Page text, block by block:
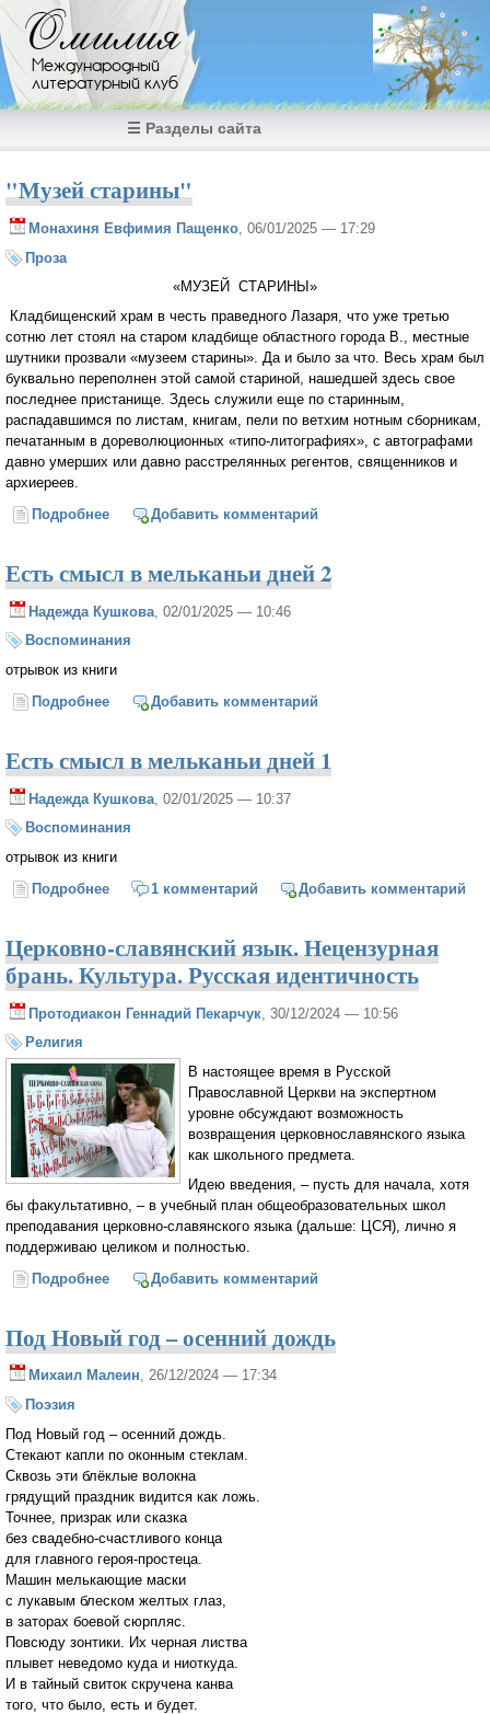
Перейти к основному содержанию
Омилия
Международный
литературный клуб
☰ Разделы сайта
"Музей старины"
Монахиня Евфимия Пащенко , 06/01/2025 — 17:29
Проза
«МУЗЕЙ СТАРИНЫ»
Кладбищенский храм в честь праведного Лазаря, что уже третью
сотню лет стоял на старом кладбище областного города В., местные
шутники прозвали «музеем старины». Да и было за что. Весь храм был
буквально переполнен этой самой стариной, нашедшей здесь свое
последнее пристанище. Здесь служили еще по старинным,
распадавшимся по листам, книгам, пели по ветхим нотным сборникам,
печатанным в дореволюционных «типо-литографиях», с автографами
давно умерших или давно расстрелянных регентов, священников и
архиереев.
Подробнее о "Музей старины"
Добавить комментарий
Есть смысл в мельканьи дней 2
Надежда Кушкова , 02/01/2025 — 10:46
Воспоминания
отрывок из книги
Подробнее о Есть смысл в мельканьи дней 2
Добавить комментарий
Есть смысл в мельканьи дней 1
Надежда Кушкова , 02/01/2025 — 10:37
Воспоминания
отрывок из книги
Подробнее о Есть смысл в мельканьи дней 1
1 комментарий Добавить комментарий
Церковно-славянский язык. Нецензурная
брань. Культура. Русская идентичность
Протодиакон Геннадий Пекарчук , 30/12/2024 — 10:56
Религия
В настоящее время в Русской
Православной Церкви на экспертном
уровне обсуждают возможность
возвращения церковнославянского языка
как школьного предмета.
Идею введения, – пусть для начала, хотя
бы факультативно, – в учебный план общеобразовательных школ
преподавания церковно-славянского языка (дальше: ЦСЯ), лично я
поддерживаю целиком и полностью.
Подробнее о Церковно-славянский язык. Нецензурная брань.
Добавить комментарий
Под Новый год – осенний дождь
Михаил Малеин, 26/12/2024 — 17:34
Поэзия
Под Новый год – осенний дождь.
Стекают капли по оконным стеклам.
Сквозь эти блёклые волокна
грядущий праздник видится как ложь.
Точнее, призрак или сказка
без свадебно-счастливого конца
для главного героя-простеца.
Машин мелькающие маски
с лукавым блеском желтых глаз,
в заторах боевой сюрпляс.
Повсюду зонтики. Их черная листва
плывет неведомо куда и ниоткуда.
И в тайный свиток скручена канва
того, что было, есть и будет.